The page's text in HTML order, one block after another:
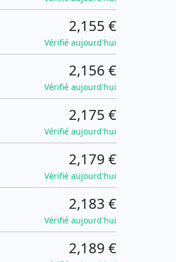
2,155 €
Vérifié aujourd'hui
2,156 €
Vérifié aujourd'hui
2,175 €
Vérifié aujourd'hui
2,179 €
Vérifié aujourd'hui
2,183 €
Vérifié aujourd'hui
2,189 €